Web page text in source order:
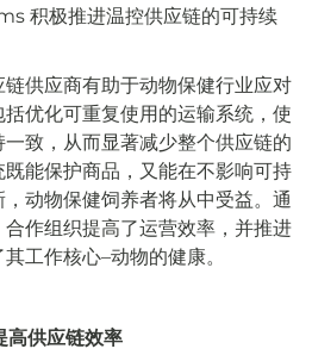
积极推进温控供应链的可持续
供应商有助于动物保健行业应对
优化可重复使用的运输系统，使
致，从而显著减少整个供应链的
能保护商品，又能在不影响可持
动物保健饲养者将从中受益。通
作组织提高了运营效率，并推进
工作核心–动物的健康。
高供应链效率